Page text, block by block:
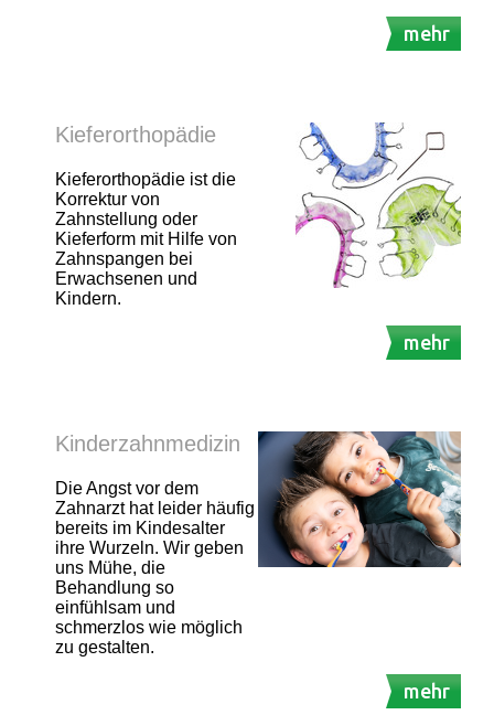
mehr
Kieferorthopädie
Kieferorthopädie ist die
Korrektur von
Zahnstellung oder
Kieferform mit Hilfe von
Zahnspangen bei
Erwachsenen und
Kindern.
mehr
Kinderzahnmedizin
Die Angst vor dem
Zahnarzt hat leider häufig
bereits im Kindesalter
ihre Wurzeln. Wir geben
uns Mühe, die
Behandlung so
einfühlsam und
schmerzlos wie möglich
zu gestalten.
mehr